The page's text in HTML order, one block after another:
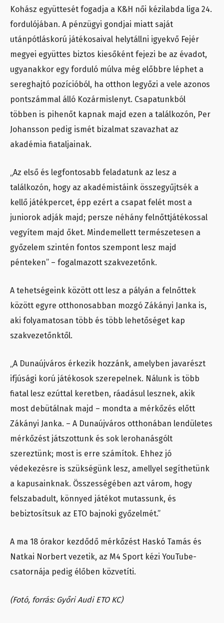
Kohász együttesét fogadja a K&H női kézilabda liga 24.
fordulójában. A pénzügyi gondjai miatt saját
utánpótláskorú játékosaival helytállni igyekvő Fejér
megyei együttes biztos kiesőként fejezi be az évadot,
ugyanakkor egy forduló múlva még előbbre léphet a
sereghajtó pozícióból, ha otthon legyőzi a vele azonos
pontszámmal álló Kozármislenyt. Csapatunkból
többen is pihenőt kapnak majd ezen a találkozón, Per
Johansson pedig ismét bizalmat szavazhat az
akadémia fiataljainak.
„Az első és legfontosabb feladatunk az lesz a
találkozón, hogy az akadémistáink összegyűjtsék a
kellő játékpercet, épp ezért a csapat felét most a
juniorok adják majd; persze néhány felnőttjátékossal
vegyítem majd őket. Mindemellett természetesen a
győzelem szintén fontos szempont lesz majd
pénteken” – fogalmazott szakvezetőnk.
A tehetségeink között ott lesz a pályán a felnőttek
között egyre otthonosabban mozgó Zákányi Janka is,
aki folyamatosan több és több lehetőséget kap
szakvezetőnktől.
„A Dunaújváros érkezik hozzánk, amelyben javarészt
ifjúsági korú játékosok szerepelnek. Nálunk is több
fiatal lesz ezúttal keretben, ráadásul lesznek, akik
most debütálnak majd – mondta a mérkőzés előtt
Zákányi Janka. – A Dunaújváros otthonában lendületes
mérkőzést játszottunk és sok lerohanásgólt
szereztünk; most is erre számítok. Ehhez jó
védekezésre is szükségünk lesz, amellyel segíthetünk
a kapusainknak. Összességében azt várom, hogy
felszabadult, könnyed játékot mutassunk, és
bebiztosítsuk az ETO bajnoki győzelmét.”
A ma 18 órakor kezdődő mérkőzést Haskó Tamás és
Natkai Norbert vezetik, az M4 Sport kézi YouTube-
csatornája pedig élőben közvetíti.
(Fotó, forrás: Győri Audi ETO KC)